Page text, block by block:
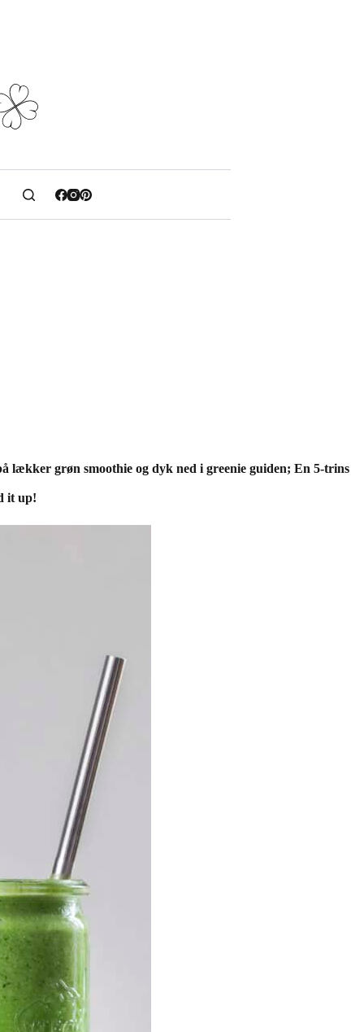
grøn smoothie og dyk ned i greenie guiden; En 5-trins
it up!